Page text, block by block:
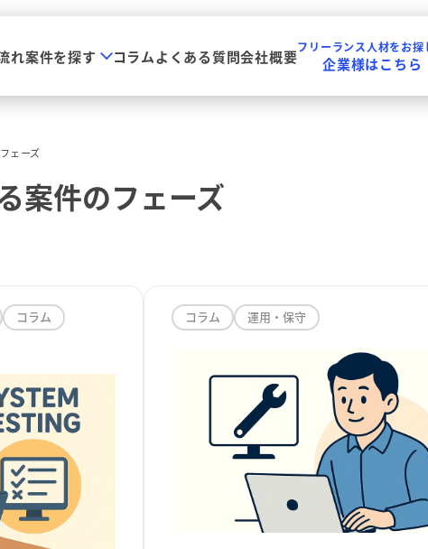
れ案件を探す コラムよくある質問会社概要
フリーランス人材をお探
企業様はこちら
ェーズ
案件のフェーズ
コラム
コラム 運用・保守